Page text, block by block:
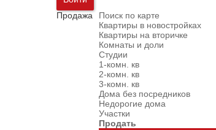
Продажа
Поиск по карте
Квартиры в новостройках
Квартиры на вторичке
Комнаты и доли
Студии
1-комн. кв
2-комн. кв
3-комн. кв
Дома без посредников
Недорогие дома
Участки
Продать